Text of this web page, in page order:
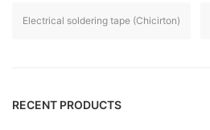
Electrical soldering tape (Chicirton)
RECENT PRODUCTS